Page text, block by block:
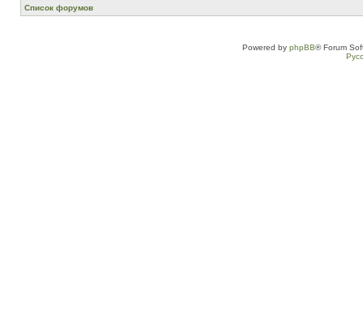
Список форумов
Powered by phpBB® Forum